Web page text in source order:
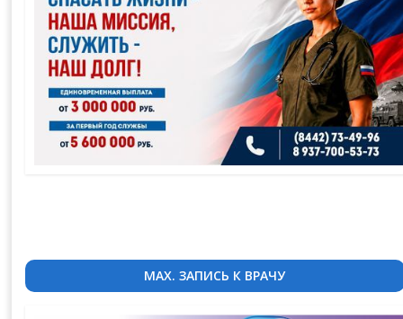
MAX. ЗАПИСЬ К ВРАЧУ